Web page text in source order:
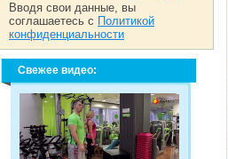
Вводя свои данные, вы
соглашаетесь с Политикой
конфиденциальности
Свежее видео: